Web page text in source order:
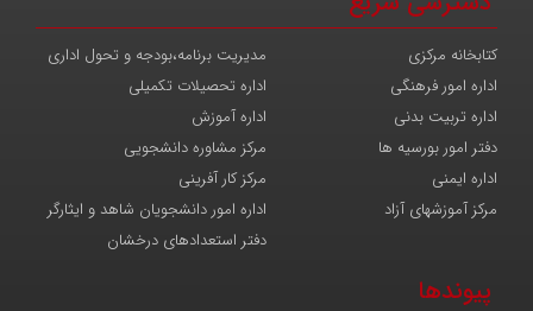
مدیریت برنامه،بودجه و تحول اداری
کتابخانه مرکزی
اداره تحصیلات تکمیلی
اداره امور فرهنگی
اداره آموزش
اداره تربیت بدنی
مرکز مشاوره دانشجویی
دفتر امور بورسیه ها
مرکز کار آفرینی
اداره ایمنی
اداره امور دانشجویان شاهد و ایثارگر
مرکز آموزشهای آزاد
دفتر استعدادهای درخشان
پیوندها